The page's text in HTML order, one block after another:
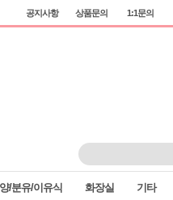
공지사항 상품문의 1:1문의
/분유/이유식 화장실 기타